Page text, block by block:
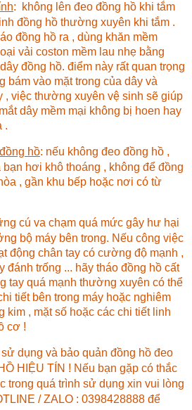
:
không lên đeo đồng hồ khi tắm
đồng hồ thường xuyên khi tắm .
đồng hồ ra , dùng khăn mềm
vải coston mềm lau nhẹ bằng
đồng hồ. điểm này rất quan trọng
bám vào mặt trong của dây và
, việc thường xuyên vệ sinh sẽ giúp
dây mềm mại không bị hoen hay
.
hồ: nếu không đeo đồng hồ ,
bạn hơi khô thoáng , không để đồng
, gần khu bếp hoặc nơi có từ
cú va chạm quá mức gây hư hại
bộ máy bên trong. Nếu công việc
động chân tay có cường độ mạnh ,
đánh trống ... hãy tháo đồng hồ cất
tay quá mạnh thường xuyên có thể
tiết bên trong máy hoặc nghiêm
kim , mặt số hoặc các chi tiết linh
cơ !
dụng và bảo quản đồng hồ đeo
HIỆU TÍN ! Nếu bạn gặp có thắc
trong quá trình sử dụng xin vui lòng
/ ZALO : 0398428888 để